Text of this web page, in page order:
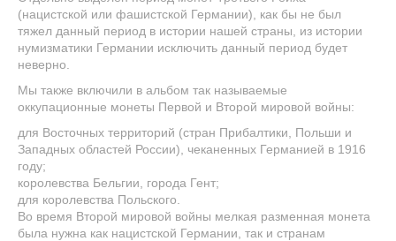
(нацистской или фашистской Германии), как бы не был
тяжел данный период в истории нашей страны, из истории
нумизматики Германии исключить данный период будет
неверно.
Мы также включили в альбом так называемые
оккупационные монеты Первой и Второй мировой войны:
для Восточных территорий (стран Прибалтики, Польши и
Западных областей России), чеканенных Германией в 1916
году;
королевства Бельгии, города Гент;
для королевства Польского.
Во время Второй мировой войны мелкая разменная монета
была нужна как нацистской Германии, так и странам